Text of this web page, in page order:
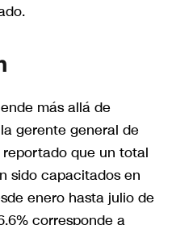
más allá de
gerente general de
que un total
sido capacitados en
enero hasta julio de
corresponde a